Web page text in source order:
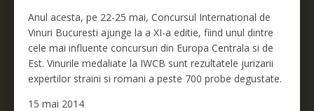
Anul acesta, pe 22-25 mai, Concursul International de
Vinuri Bucuresti ajunge la a XI-a editie, fiind unul dintre
cele mai influente concursuri din Europa Centrala si de
Est. Vinurile medaliate la IWCB sunt rezultatele jurizarii
expertilor straini si romani a peste 700 probe degustate.
15 mai 2014